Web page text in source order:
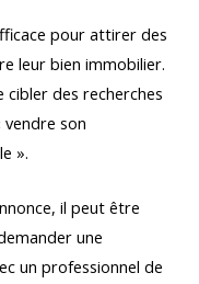
pour attirer des
leur bien immobilier.
cibler des recherches
son
».
il peut être
une
un professionnel de